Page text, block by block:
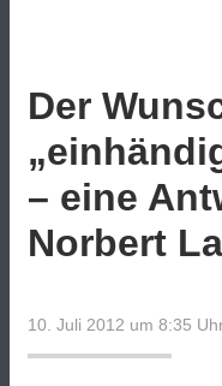
Der
– eine
Norbert
10. Juli 2012 um 8:35